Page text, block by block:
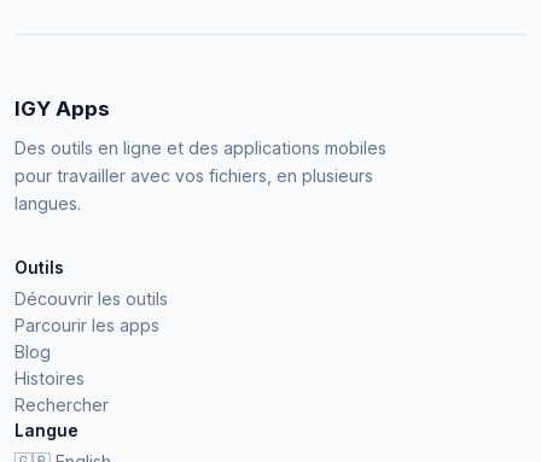
IGY Apps
Des outils en ligne et des applications mobiles
pour travailler avec vos fichiers, en plusieurs
langues.
Outils
Découvrir les outils
Parcourir les apps
Blog
Histoires
Rechercher
Langue